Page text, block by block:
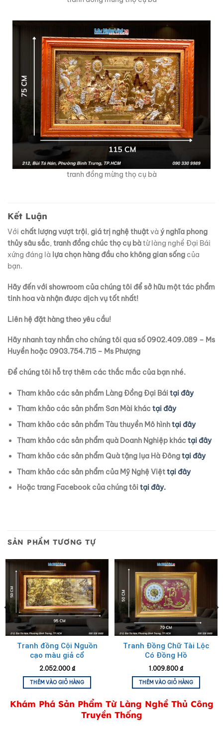
tranh đồng mừng thọ cụ bà
Kết Luận
Với chất lượng vượt trội, giá trị nghệ thuậtvà ý nghĩa phong
thủy sâu sắc, tranh đồng chúc thọ cụ bàtừ làng nghề Đại Bái
xứng đáng là lựa chọn hàng đầu cho không gian sống của
bạn.
Hãy đến với showroom của chúng tôi để sở hữu một tác phẩm
tinh hoa và nhận được dịch vụ tốt nhất!
Liên hệ đặt hàng theo yêu cầu!
Hãy nhanh tay nhắn cho chúng tôi qua số 0902.409.089 – Ms
Huyền hoặc 0903.754.715 – Ms Phượng
Để chúng tôi hỗ trợ thêm các thắc mắc của bạn nhé.
Tham khảo các sản phẩm Làng Đồng Đại Báitại đây
Tham khảo các sản phẩm Sơn Mài kháctại đây
Tham khảo các sản phẩm Tàu thuyền Mô hìnhtại đây
Tham khảo các sản phẩm quà Doanh Nghiệp kháctại đây
Tham khảo các sản phẩm Quà tặng lụa Hà Đôngtại đây
Tham khảo các sản phẩm của Mỹ Nghệ Việttại đây
Hoặc trang Facebook của chúng tôitại đây.
SẢN PHẨM TƯƠNG TỰ
Tranh đồng Cội Nguồn
cạo màu giả cổ
2.052.000 ₫
THÊM VÀO GIỎ HÀNG
Tranh Đồng Chữ Tài Lộc
Có Đồng Hồ
1.009.800 ₫
THÊM VÀO GIỎ HÀNG
Khám Phá Sản Phẩm Từ Làng Nghề Thủ Công
Truyền Thống